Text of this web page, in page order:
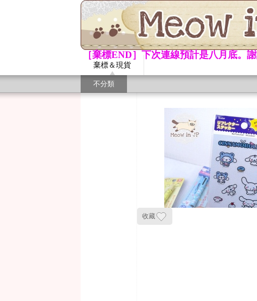
棄標＆現貨
不分類
收藏
［棄標END］下次連線預計是八月底